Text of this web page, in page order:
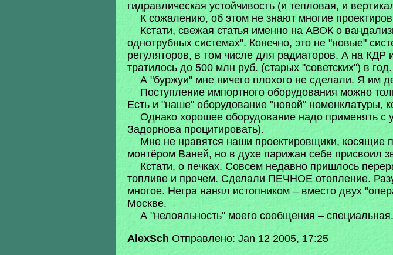
гидравлическая устойчивость (и тепловая, и
К сожалению, об этом не знают многие
Кстати, свежая статья именно на АВОК о
однотрубных системах". Конечно, это не "новые"
регуляторов, в том числе для радиаторов. А на КДР
тратилось до 500 млн руб. (старых "советских") в год.
А "буржуи" мне ничего плохого не сделали. Я им
Поступление импортного оборудования можно
Есть и "наше" оборудование "новой" номенклатуры,
Однако хорошее оборудование надо применять с
Задорнова процитировать).
Мне не нравятся наши проектировщики,
монтёром Ваней, но в духе парижан себе присвоил
Кстати, о печках. Совсем недавно пришлось
топливе и прочем. Сделали ПЕЧНОЕ отопление.
многое. Негра нанял истопником – вместо двух
Москве.
А "нелояльность" моего сообщения –
AlexSch Отправлено: Jan 12 2005, 17:25